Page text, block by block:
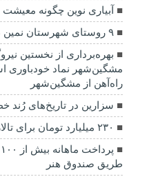
آبیاری نوین چگونه
۹ روستای شهرستان نمین دچار تنش آبی هستند
بهره‌برداری از نخستین
مشگین‌شهر نماد خودباوری
راه‌آهن از مشگین‌شهر
سزارین در تاریخ‌های رُند
۲۳۰ میلیارد تومان برای تالار شهر اردبیل تأمین شد
طریق صندوق هنر